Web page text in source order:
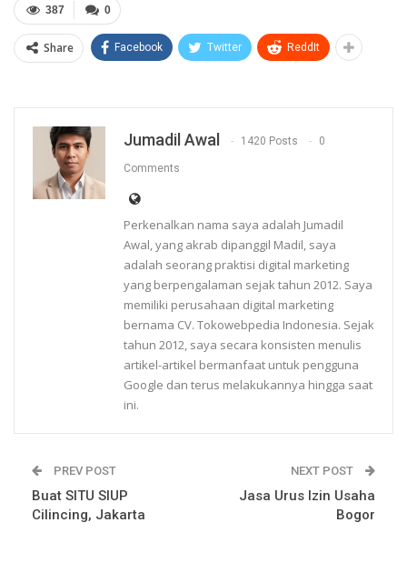
0
387
Share Facebook Twitter ReddIt
Jumadil Awal 1420 Posts 0
Comments
Perkenalkan nama saya adalah Jumadil
Awal, yang akrab dipanggil Madil, saya
adalah seorang praktisi digital marketing
yang berpengalaman sejak tahun 2012. Saya
memiliki perusahaan digital marketing
bernama CV. Tokowebpedia Indonesia. Sejak
tahun 2012, saya secara konsisten menulis
artikel-artikel bermanfaat untuk pengguna
Google dan terus melakukannya hingga saat
ini.
PREV POST
Buat SITU SIUP
Cilincing, Jakarta
NEXT POST
Jasa Urus Izin Usaha
Bogor